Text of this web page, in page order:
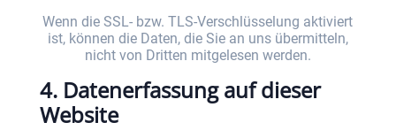
Wenn die SSL- bzw. TLS-Verschlüsselung aktiviert
ist, können die Daten, die Sie an uns übermitteln,
nicht von Dritten mitgelesen werden.
4. Datenerfassung auf dieser
Website